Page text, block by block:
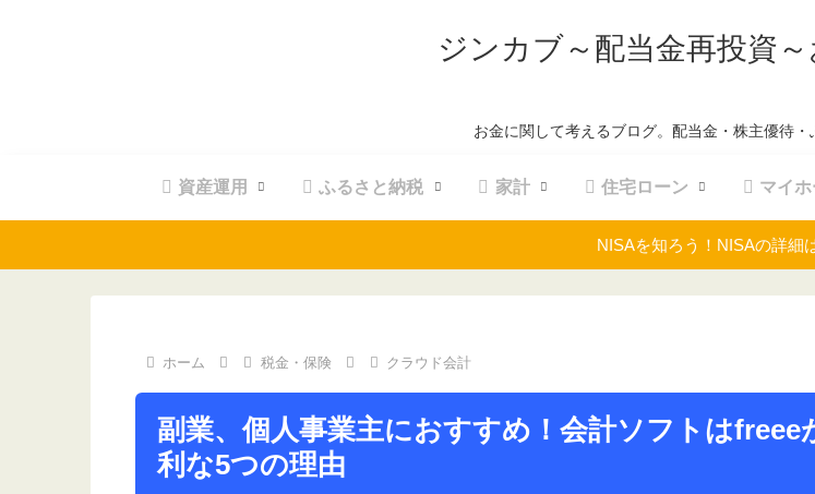
ジンカブ～配当金再投資
お金に関して考えるブログ。配当金・株主優待・
資産運用 ふるさと納税 家計 住宅ローン マイホ
NISAを知ろう！NISAの詳細
ホーム 税金・保険 クラウド会計
副業、個人事業主におすすめ！会計ソフトはfreee
利な5つの理由